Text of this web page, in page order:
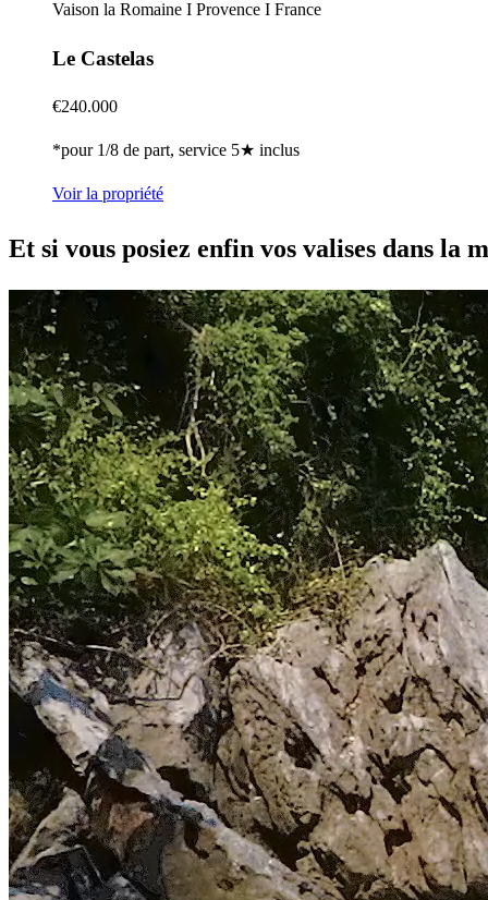
Vaison la Romaine I Provence I France
Le Castelas
€240.000
*pour 1/8 de part, service 5★ inclus
Voir la propriété
Et si vous posiez enfin vos valises dans la